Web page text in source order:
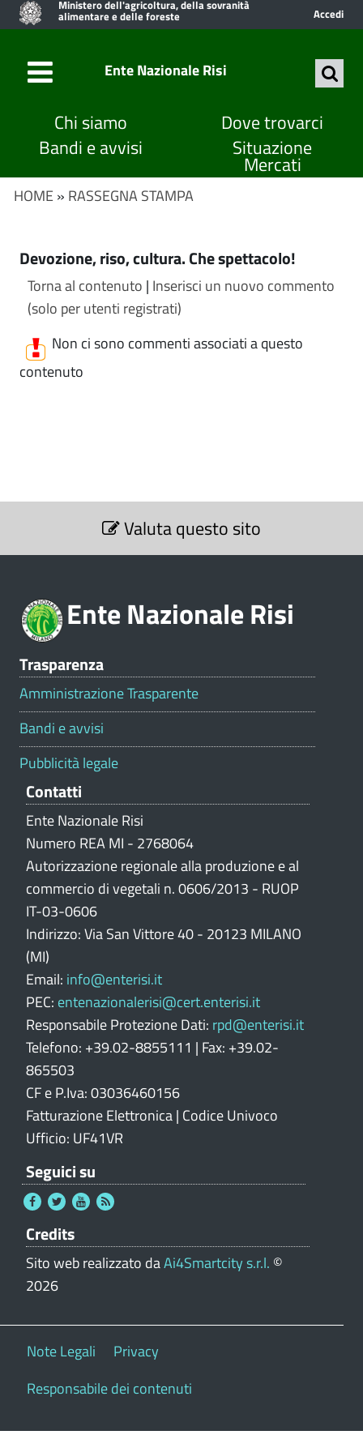
Ministero dell'agricoltura, della sovranità
alimentare e delle foreste Accedi
Ente Nazionale Risi
Chi siamo
Dove trovarci
Bandi e avvisi
Situazione
Mercati
HOME » RASSEGNA STAMPA
Devozione, riso, cultura. Che spettacolo!
Torna al contenuto | Inserisci un nuovo commento
(solo per utenti registrati)
Non ci sono commenti associati a questo
contenuto
S
z
Valuta questo sito
Ente Nazionale Risi
Trasparenza
Amministrazione Trasparente
Bandi e avvisi
Pubblicità legale
Contatti
Ente Nazionale Risi
Numero REA MI - 2768064
Autorizzazione regionale alla produzione e al
commercio di vegetali n. 0606/2013 - RUOP
IT-03-0606
Indirizzo: Via San Vittore 40 - 20123 MILANO
(MI)
Email: info@enterisi.it
PEC: entenazionalerisi@cert.enterisi.it
Responsabile Protezione Dati: rpd@enterisi.it
Telefono: +39.02-8855111 | Fax: +39.02-
865503
CF e P.Iva: 03036460156
Fatturazione Elettronica | Codice Univoco
Ufficio: UF41VR
Seguici su
Credits
Sito web realizzato daAi4Smartcity s.r.l. ©
2026
Note Legali
Privacy
Responsabile dei contenuti